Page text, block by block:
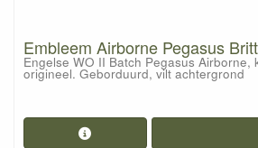
Embleem Airborne Pegasus
Engelse WO II Batch Pegasus Airborne,
origineel. Geborduurd, vilt achtergrond